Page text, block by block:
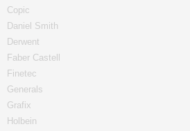
Copic
Daniel Smith
Derwent
Faber Castell
Finetec
Generals
Grafix
Holbein